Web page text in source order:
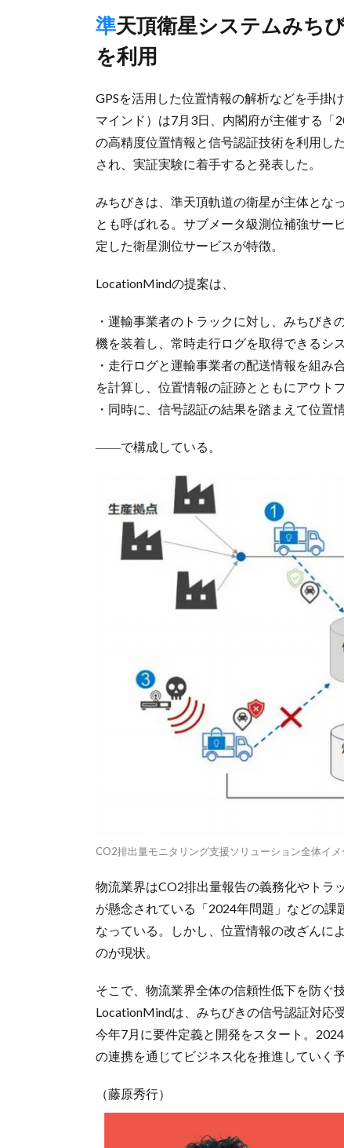
準天頂衛星システムみちびきの高精度位置情報と信号認証技術
を利用
GPSを活用した位置情報の解析などを手掛
マインド）は7月3日、内閣府が主催する「
の高精度位置情報と信号認証技術を利用し
され、実証実験に着手すると発表した。
みちびきは、準天頂軌道の衛星が主体とな
とも呼ばれる。サブメータ級測位補強サー
定した衛星測位サービスが特徴。
LocationMindの提案は、
・運輸事業者のトラックに対し、みちびき
機を装着し、常時走行ログを取得できるシ
・走行ログと運輸事業者の配送情報を組
を計算し、位置情報の証跡とともにアウト
・同時に、信号認証の結果を踏まえて位置
――で構成している。
CO2排出量モニタリング支援ソリューション全体イメ
物流業界はCO2排出量報告の義務化やトラ
が懸念されている「2024年問題」などの
なっている。しかし、位置情報の改ざんに
のが現状。
そこで、物流業界全体の信頼性低下を防ぐ
LocationMindは、みちびきの信号認証対応
今年7月に要件定義と開発をスタート。
の連携を通じてビジネス化を推進していく予
（藤原秀行）